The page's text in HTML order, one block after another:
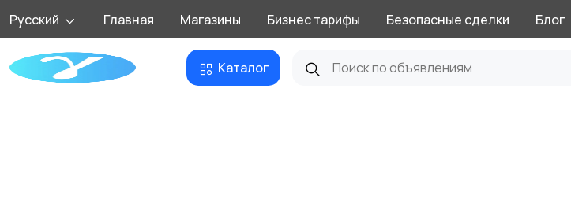
Русский Главная Магазины Бизнес тарифы Безопасные сделки Блог
Каталог